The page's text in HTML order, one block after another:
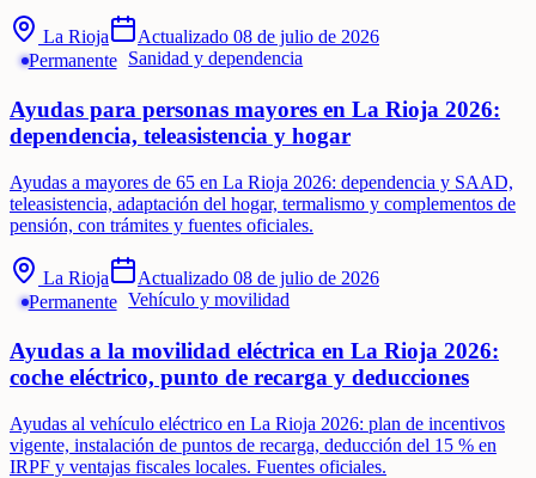
La Rioja Actualizado 08 de julio de 2026
Permanente
Sanidad y dependencia
Ayudas para personas mayores en La Rioja 2026:
dependencia, teleasistencia y hogar
Ayudas a mayores de 65 en La Rioja 2026: dependencia y SAAD,
teleasistencia, adaptación del hogar, termalismo y complementos de
pensión, con trámites y fuentes oficiales.
La Rioja Actualizado 08 de julio de 2026
Permanente Vehículo y movilidad
Ayudas a la movilidad eléctrica en La Rioja 2026:
coche eléctrico, punto de recarga y deducciones
Ayudas al vehículo eléctrico en La Rioja 2026: plan de incentivos
vigente, instalación de puntos de recarga, deducción del 15 % en
IRPF y ventajas fiscales locales. Fuentes oficiales.